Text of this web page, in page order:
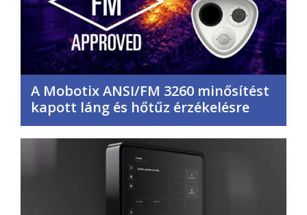
A Mobotix ANSI/FM 3260 minősítést
kapott láng és hőtűz érzékelésre